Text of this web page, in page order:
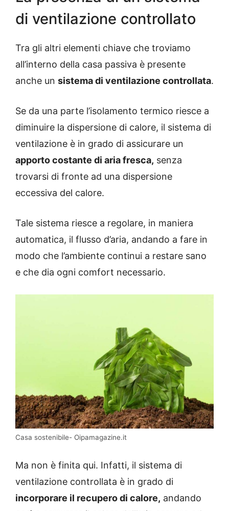
di ventilazione controllato
Tra gli altri elementi chiave che troviamo
all’interno della casa passiva è presente
anche un sistema di ventilazione controllata.
Se da una parte l’isolamento termico riesce a
diminuire la dispersione di calore, il sistema di
ventilazione è in grado di assicurare un
apporto costante di aria fresca, senza
trovarsi di fronte ad una dispersione
eccessiva del calore.
Tale sistema riesce a regolare, in maniera
automatica, il flusso d’aria, andando a fare in
modo che l’ambiente continui a restare sano
e che dia ogni comfort necessario.
Casa sostenibile- Oipamagazine.it
Ma non è finita qui. Infatti, il sistema di
ventilazione controllata è in grado di
incorporare il recupero di calore, andando